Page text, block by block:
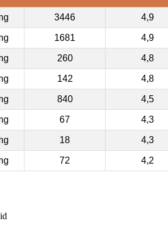
3446 4,9
1681 4,9
260 4,8
142 4,8
840 4,5
67 4,3
18 4,3
72 4,2